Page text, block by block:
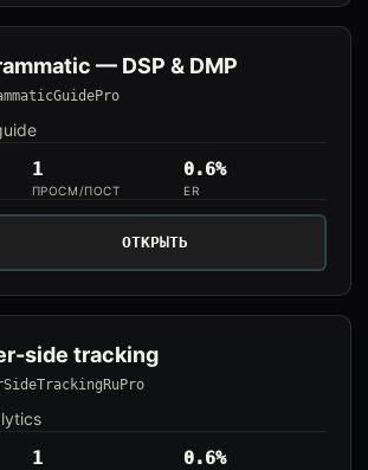
— DSP & DMP
1
ПРОСМ/ПОСТ
0.6%
ER
ОТКРЫТЬ
side tracking
1 0.6%